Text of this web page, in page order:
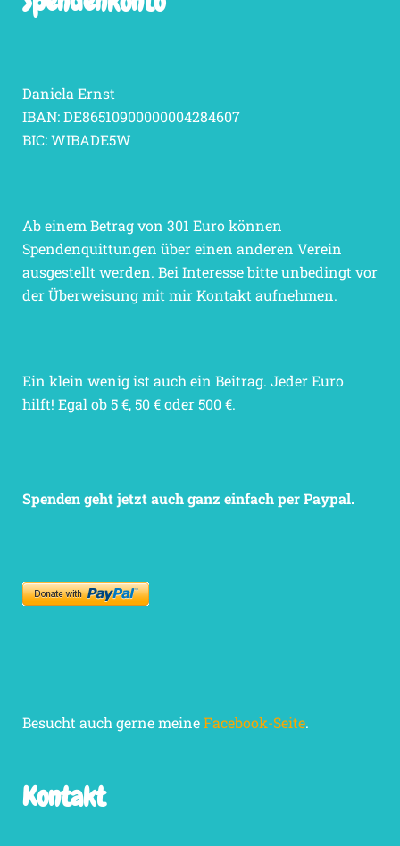
Daniela Ernst
IBAN: DE86510900000004284607
BIC: WIBADE5W
Ab einem Betrag von 301 Euro können
Spendenquittungen über einen anderen Verein
ausgestellt werden. Bei Interesse bitte unbedingt vor
der Überweisung mit mir Kontakt aufnehmen.
Ein klein wenig ist auch ein Beitrag. Jeder Euro
hilft! Egal ob 5 €, 50 € oder 500 €.
Spenden geht jetzt auch ganz einfach per Paypal.
Besucht auch gerne meineFacebook-Seite.
Kontakt